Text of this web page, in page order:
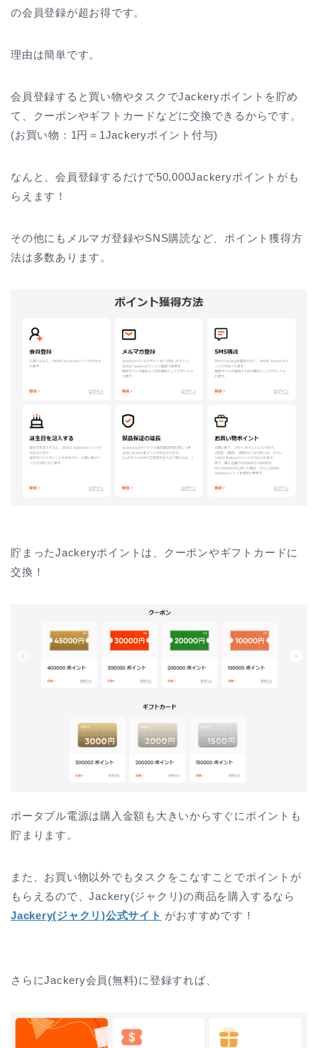
の会員登録が超お得です。
理由は簡単です。
会員登録すると買い物やタスクでJackeryポイントを貯め
て、クーポンやギフトカードなどに交換できるからです。
(お買い物：1円＝1Jackeryポイント付与)
なんと、会員登録するだけで50,000Jackeryポイントがも
らえます！
その他にもメルマガ登録やSNS購読など、ポイント獲得方
法は多数あります。
貯まったJackeryポイントは、クーポンやギフトカードに
交換！
ポータブル電源は購入金額も大きいからすぐにポイントも
貯まります。
また、お買い物以外でもタスクをこなすことでポイントが
もらえるので、Jackery(ジャクリ)の商品を購入するなら
Jackery(ジャクリ)公式サイト がおすすめです！
さらにJackery会員(無料)に登録すれば、